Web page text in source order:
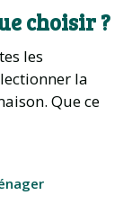
choisir ?
les
la
Que ce